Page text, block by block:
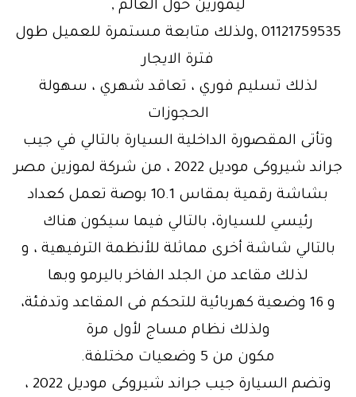
ليموزين حول العالم ,
01121759535 ,ولذلك متابعة مستمرة للعميل طول
فترة الايجار
لذلك تسليم فوري ، تعاقد شهري ، سهولة
الحجوزات
وتأتى المقصورة الداخلية السيارة بالتالي في جيب
جراند شيروكى موديل 2022 ، من شركة لموزين مصر
بشاشة رقمية بمقاس 10.1 بوصة تعمل كعداد
رئيسي للسيارة، بالتالي فيما سيكون هناك
بالتالي شاشة أخرى مماثلة للأنظمة الترفيهية ، و
لذلك مقاعد من الجلد الفاخر باليرمو وبها
و 16 وضعية كهربائية للتحكم فى المقاعد وتدفئة،
ولذلك نظام مساج لأول مرة
مكون من 5 وضعيات مختلفة.
وتضم السيارة جيب جراند شيروكى موديل 2022 ،